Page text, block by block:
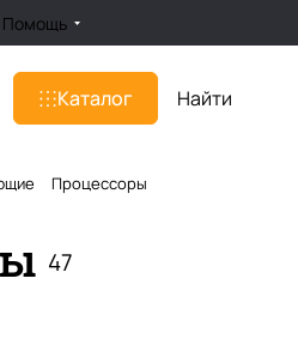
Помощь
Каталог
Процессоры
47